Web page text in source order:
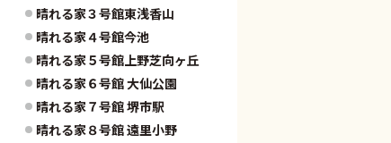
晴れる家３号館東浅香山
晴れる家４号館今池
晴れる家５号館上野芝向ヶ丘
晴れる家６号館 大仙公園
晴れる家７号館 堺市駅
晴れる家８号館 遠里小野